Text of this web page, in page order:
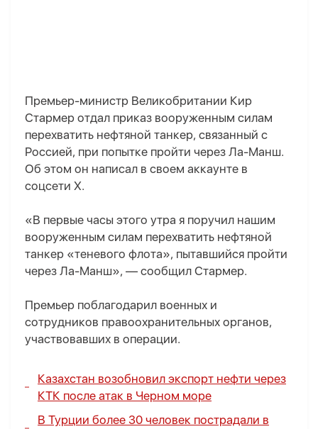
Премьер-министр Великобритании Кир
Стармер отдал приказ вооруженным силам
перехватить нефтяной танкер, связанный с
Россией, при попытке пройти через Ла-Манш.
Об этом он написал в своем аккаунте в
соцсети X.
«В первые часы этого утра я поручил нашим
вооруженным силам перехватить нефтяной
танкер «теневого флота», пытавшийся пройти
через Ла-Манш», — сообщил Стармер.
Премьер поблагодарил военных и
сотрудников правоохранительных органов,
участвовавших в операции.
Казахстан возобновил экспорт нефти через
КТК после атак в Черном море
В Турции более 30 человек пострадали в